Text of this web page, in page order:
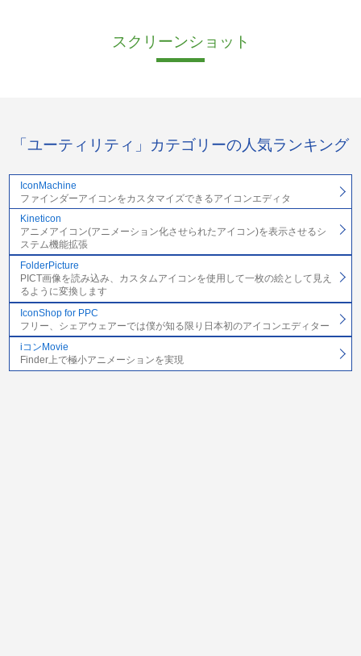
スクリーンショット
「ユーティリティ」カテゴリーの人気ランキング
IconMachine
ファインダーアイコンをカスタマイズできるアイコンエディタ
Kineticon
アニメアイコン(アニメーション化させられたアイコン)を表示させるシ
ステム機能拡張
FolderPicture
PICT画像を読み込み、カスタムアイコンを使用して一枚の絵として見え
るように変換します
IconShop for PPC
フリー、シェアウェアーでは僕が知る限り日本初のアイコンエディター
iコンMovie
Finder上で極小アニメーションを実現